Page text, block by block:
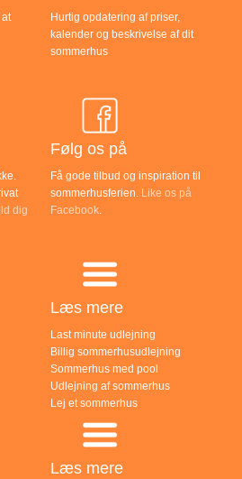
Hurtig opdatering af priser,
kalender og beskrivelse af dit
sommerhus
dig
Følg os på
Få gode tilbud og inspiration til
sommerhusferien. Like os på
Facebook.
Læs mere
Last minute udlejning
Billig sommerhusudlejning
Sommerhus med pool
Udlejning af sommerhus
Lej et sommerhus
Læs mere